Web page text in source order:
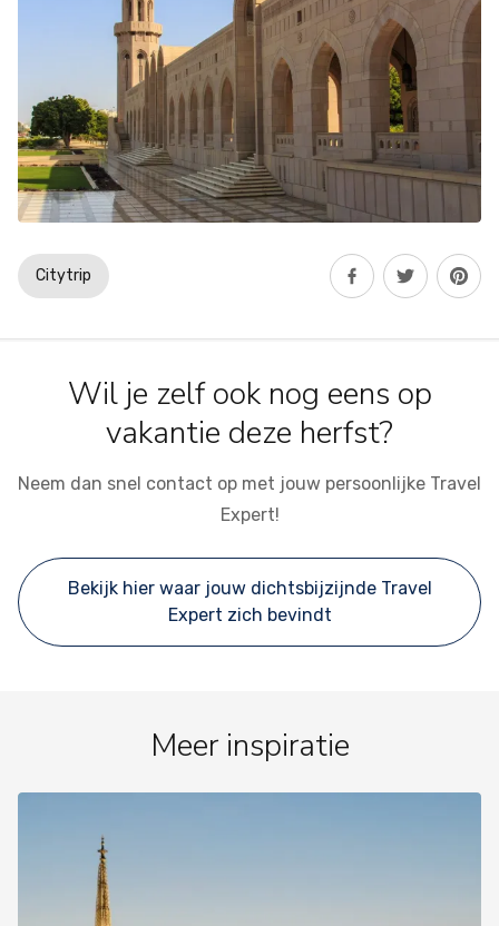
Citytrip
Wil je zelf ook nog eens op
vakantie deze herfst?
Neem dan snel contact op met jouw persoonlijke Travel
Expert!
Bekijk hier waar jouw dichtsbijzijnde Travel
Expert zich bevindt
Meer inspiratie